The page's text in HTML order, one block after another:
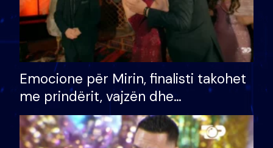
Emocione për Mirin, finalisti takohet
me prindërit, vajzën dhe
bashkëshorten: S’kemi ndonjë letër
divorci apo jo?